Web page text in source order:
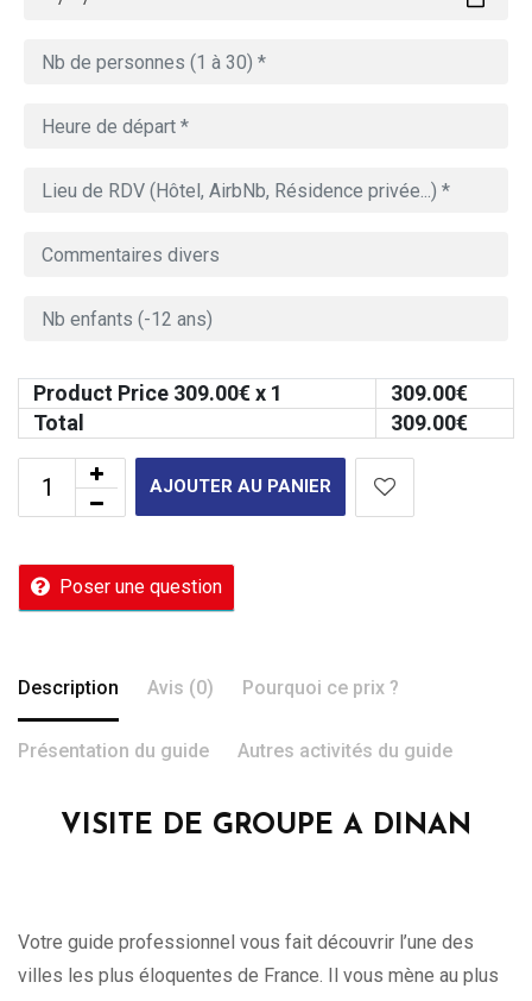
Product Price 309.00€ x 1 309.00€
Total
309.00€
AJOUTER AU PANIER
Poser une question
Description Avis (0) Pourquoi ce prix ?
Présentation du guide Autres activités du guide
VISITE DE GROUPE A DINAN
Votre guide professionnel vous fait découvrir l’une des
villes les plus éloquentes de France. Il vous mène au plus